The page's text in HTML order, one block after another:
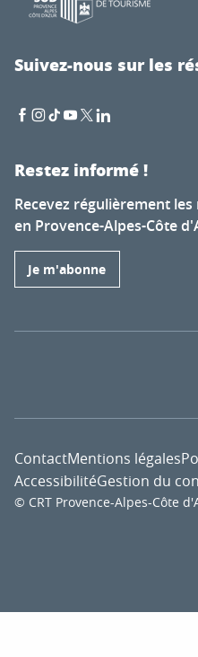
Suivez-nous sur les
Restez informé !
Recevez régulièrement
en Provence-Alpes-Côte
Je m'abonne
© CRT Provence-Alpes-Côte
ContactMentions légales
AccessibilitéGestion du